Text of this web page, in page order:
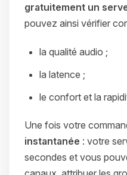
gratuitement un
pouvez ainsi vérifier
la qualité audio ;
la latence ;
le confort et la
Une fois votre
instantanée : votre
secondes et vous